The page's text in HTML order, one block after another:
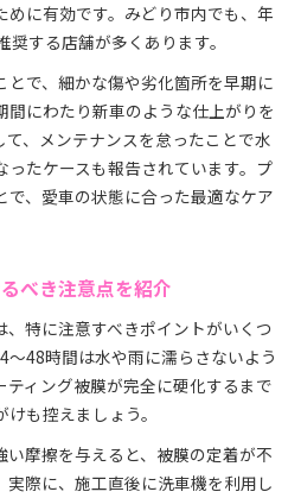
めに有効です。みどり市内でも、年
する店舗が多くあります。
とで、細かな傷や劣化箇所を早期に
間にわたり新車のような仕上がりを
、メンテナンスを怠ったことで水
ったケースも報告されています。プ
で、愛車の状態に合った最適なケア
べき注意点を紹介
、特に注意すべきポイントがいくつ
〜48時間は水や雨に濡らさないよう
ティング被膜が完全に硬化するまで
も控えましょう。
摩擦を与えると、被膜の定着が不
際に、施工直後に洗車機を利用し